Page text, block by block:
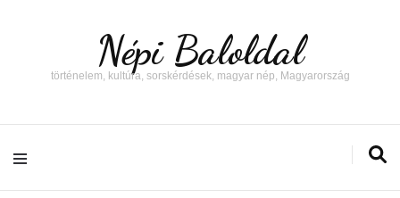
Népi Baloldal
történelem, kultúra, sorskérdések, magyar nép, Magyarország